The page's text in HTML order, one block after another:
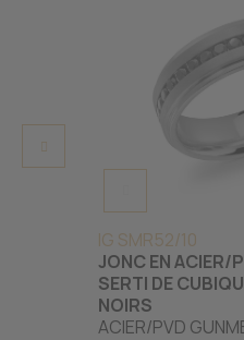
IG SMR52/10
JONC EN ACIER/
SERTI DE
NOIRS
ACIER/PVD